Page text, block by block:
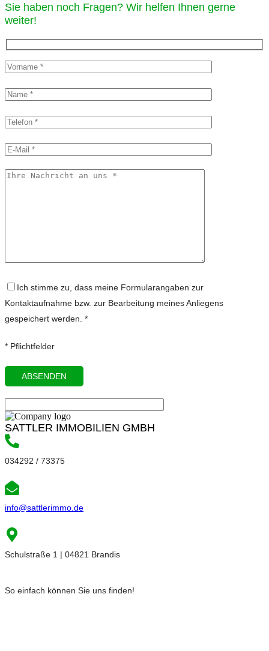
Sie haben noch Fragen? Wir helfen Ihnen gerne
weiter!​
Ich stimme zu, dass meine Formularangaben zur
Kontaktaufnahme bzw. zur Bearbeitung meines Anliegens
gespeichert werden. *
* Pflichtfelder
SATTLER IMMOBILIEN GMBH
034292 / 73375
info@sattlerimmo.de
Schulstraße 1 | 04821 Brandis
So einfach können Sie uns finden!